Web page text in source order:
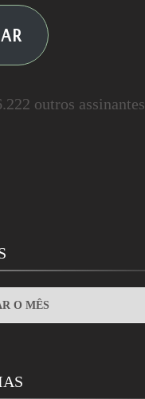
outros assinantes